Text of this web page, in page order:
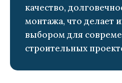
качество,
монтажа, что делает
выбором для
строительных